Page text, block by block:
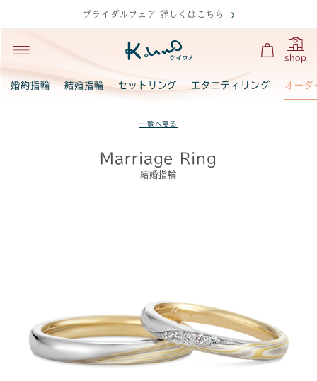
ブライダルフェア 詳しくはこちら
shop
婚約指輪 結婚指輪 セットリング エタニティリング オーダ
一覧へ戻る
Marriage Ring
結婚指輪